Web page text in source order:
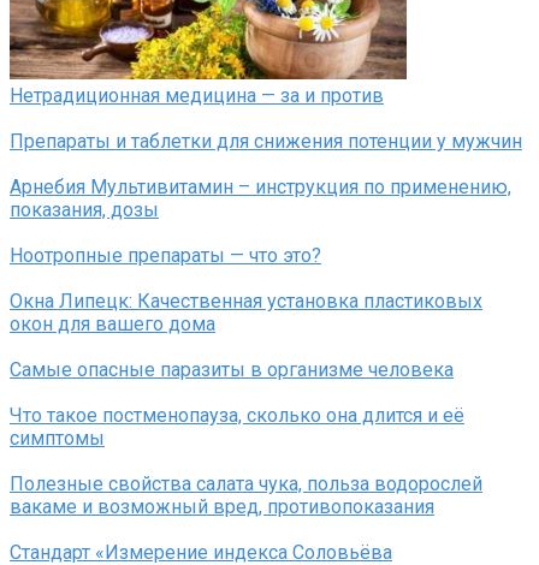
Нетрадиционная медицина — за и против
Препараты и таблетки для снижения потенции у мужчин
Арнебия Мультивитамин – инструкция по применению,
показания, дозы
Ноотропные препараты — что это?
Окна Липецк: Качественная установка пластиковых
окон для вашего дома
Самые опасные паразиты в организме человека
Что такое постменопауза, сколько она длится и её
симптомы
Полезные свойства салата чука, польза водорослей
вакаме и возможный вред, противопоказания
Стандарт «Измерение индекса Соловьёва